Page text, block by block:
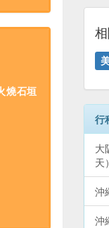
燒石垣
行
大
天
沖
沖